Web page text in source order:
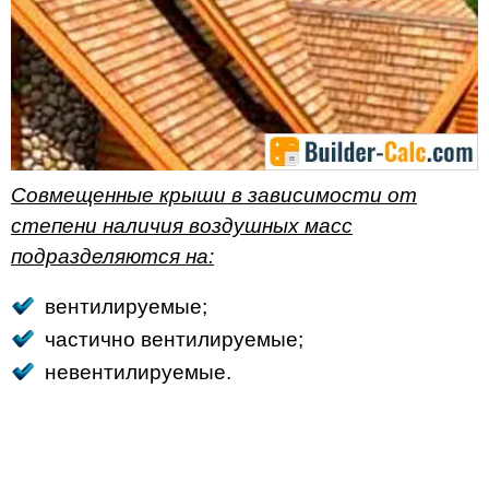
Совмещенные крыши в зависимости от
степени наличия воздушных масс
подразделяются на:
вентилируемые;
частично вентилируемые;
невентилируемые.